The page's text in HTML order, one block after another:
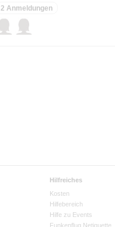
2 Anmeldungen
Hilfreiches
Kosten
Hilfebereich
Hilfe zu Events
Funkenflug Netiquette